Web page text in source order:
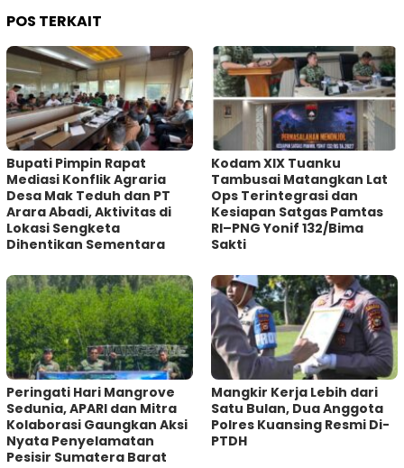
POS TERKAIT
Bupati Pimpin Rapat
Mediasi Konflik Agraria
Desa Mak Teduh dan PT
Arara Abadi, Aktivitas di
Lokasi Sengketa
Dihentikan Sementara
Kodam XIX Tuanku
Tambusai Matangkan Lat
Ops Terintegrasi dan
Kesiapan Satgas Pamtas
RI–PNG Yonif 132/Bima
Sakti
Peringati Hari Mangrove
Sedunia, APARI dan Mitra
Kolaborasi Gaungkan Aksi
Nyata Penyelamatan
Pesisir Sumatera Barat
Mangkir Kerja Lebih dari
Satu Bulan, Dua Anggota
Polres Kuansing Resmi Di-
PTDH